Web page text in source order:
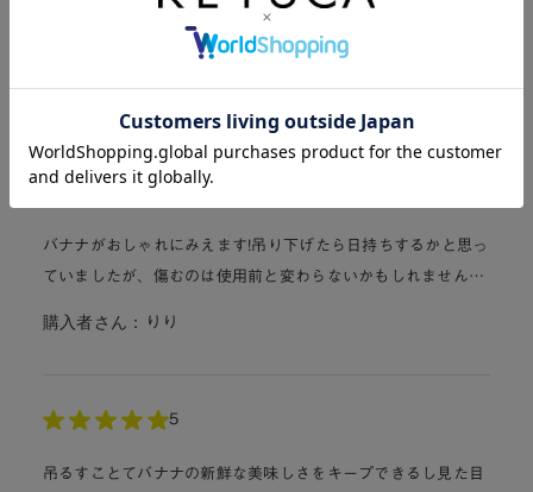
バナナを吊るしていなくても、商品の光沢が綺麗なのでそのま
ま置いておいても馴染みます。
購入者さん：kotakahopo
バナナがおしゃれにみえます!吊り下げたら日持ちするかと思っ
ていましたが、傷むのは使用前と変わらないかもしれません…
購入者さん： りり
5
吊るすことてバナナの新鮮な美味しさをキープできるし見た目